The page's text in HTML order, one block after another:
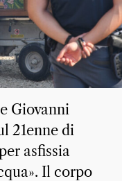
Giovanni
21enne di
asfissia
Il corpo